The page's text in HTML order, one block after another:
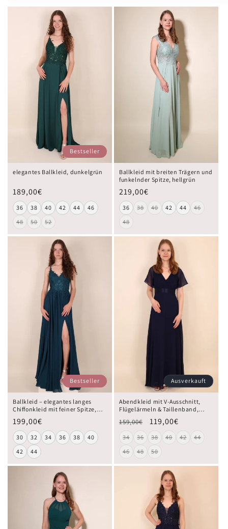
Bestseller
elegantes Ballkleid, dunkelgrün
189,00€
36 38 40 42 44
46
48
50 52
Ballkleid mit breiten Trägern und
funkelnder Spitze, hellgrün
219,00€
36 38 40 42 44
46
48
Bestseller
Ballkleid – elegantes langes
Chiffonkleid mit feiner Spitze,
petrol
199,00€
30 32 34 36 38
40
42
44
Ausverkauft
Abendkleid mit V-Ausschnitt,
Flügelärmeln & Taillenband,
159,00€ 119,00€
34 36 38 40 42
44
46
48 50